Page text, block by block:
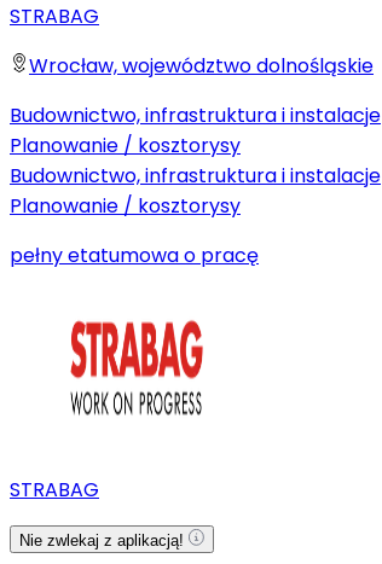
STRABAG
Wrocław, województwo dolnośląskie
Budownictwo, infrastruktura i instalacje
Planowanie / kosztorysy
Budownictwo, infrastruktura i instalacje
Planowanie / kosztorysy
pełny etatumowa o pracę
STRABAG
Nie zwlekaj z aplikacją!